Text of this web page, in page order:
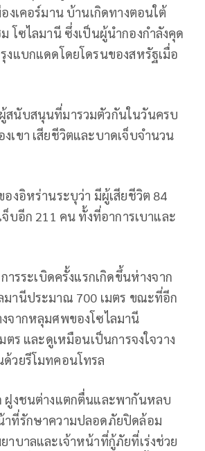
งเคอร์มาน บ้านเกิดทางตอนใต้
โซไลมานี ซึ่งเป็นผู้นำกองกำลังคุด
งแบกแดดโดยโดรนของสหรัฐเมื่อ
สนับสนุนที่มารวมตัวกันในวันครบ
เขา เสียชีวิตและบาดเจ็บจำนวน
องอิหร่านระบุว่า มีผู้เสียชีวิต 84
บอีก 211 คน ทั้งที่อาการเบาและ
การระเบิดครั้งแรกเกิดขึ้นห่างจาก
านีประมาณ 700 เมตร ขณะที่อีก
จากหลุมศพของโซไลมานี
ตร และดูเหมือนเป็นการจงใจวาง
วยรีโมทคอนโทรล
ฝูงชนต่างแตกตื่นและพากันหลบ
ที่รักษาความปลอดภัยปิดล้อม
าบาลและเจ้าหน้าที่กู้ภัยที่เร่งช่วย